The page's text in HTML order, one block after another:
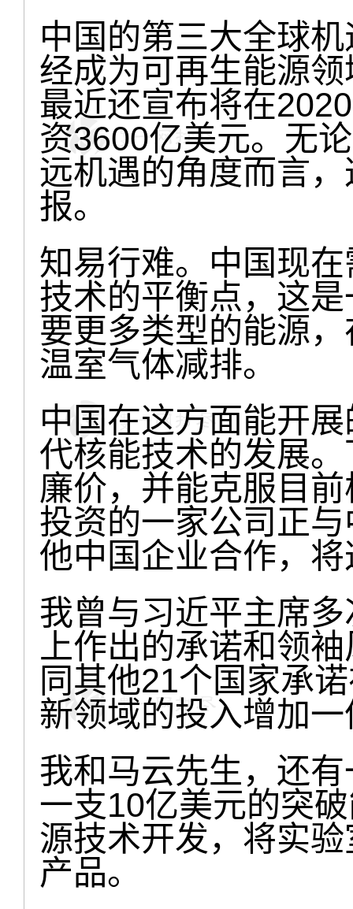
中国的第三大全球
经成为可再生能源
最近还宣布将在
资3600亿美元。无
远机遇的角度而言
报。
知易行难。中国现
技术的平衡点，这
要更多类型的能源
温室气体减排。
中国在这方面能开
代核能技术的发展
廉价，并能克服目
投资的一家公司正
他中国企业合作，
我曾与习近平主席
上作出的承诺和领
同其他21个国家承
新领域的投入增加
我和马云先生，还
一支10亿美元的突
源技术开发，将实
产品。